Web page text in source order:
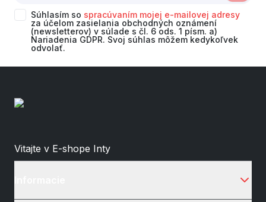
Súhlasím so spracúvaním mojej e-mailovej adresy
za účelom zasielania obchodných oznámení
(newsletterov) v súlade s čl. 6 ods. 1 písm. a)
Nariadenia GDPR. Svoj súhlas môžem kedykoľvek
odvolať.
Vitajte v E-shope Inty